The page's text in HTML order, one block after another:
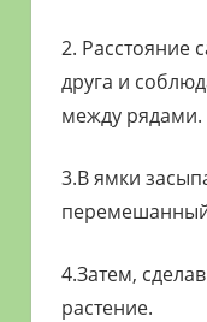
2. Расстояние
друга и
между рядами.
3.В ямки
4.Затем,
растение.